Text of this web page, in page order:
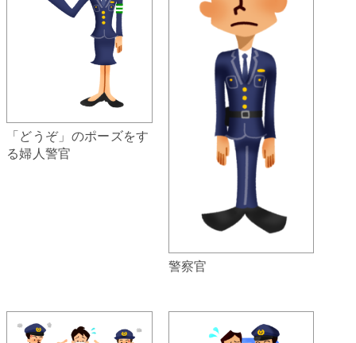
「どうぞ」のポーズをす
る婦人警官
警察官